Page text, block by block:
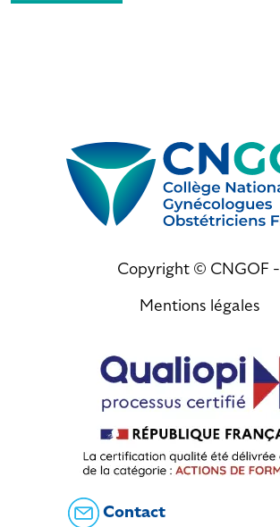
Copyright © CNGOF -
Mentions légales
Contact